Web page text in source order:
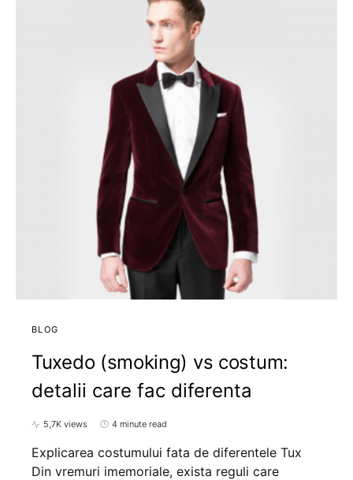
BLOG
Tuxedo (smoking) vs costum:
detalii care fac diferenta
5,7K views 4 minute read
Explicarea costumului fata de diferentele Tux
Din vremuri imemoriale, exista reguli care